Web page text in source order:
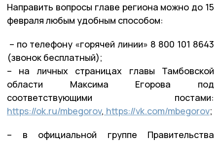
Направить вопросы главе региона можно до 15
февраля любым удобным способом:
– по телефону «горячей линии» 8 800 101 8643
(звонок бесплатный);
– на личных страницах главы Тамбовской
области Максима Егорова под
соответствующими постами:
https://ok.ru/mbegorov, https://vk.com/mbegorov;
– в официальной группе Правительства